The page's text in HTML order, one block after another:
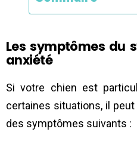
Les symptômes du
anxiété
Si votre chien est
certaines situations, il
des symptômes suivants :